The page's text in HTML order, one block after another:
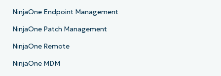
NinjaOne Endpoint Management
NinjaOne Patch Management
NinjaOne Remote
NinjaOne MDM